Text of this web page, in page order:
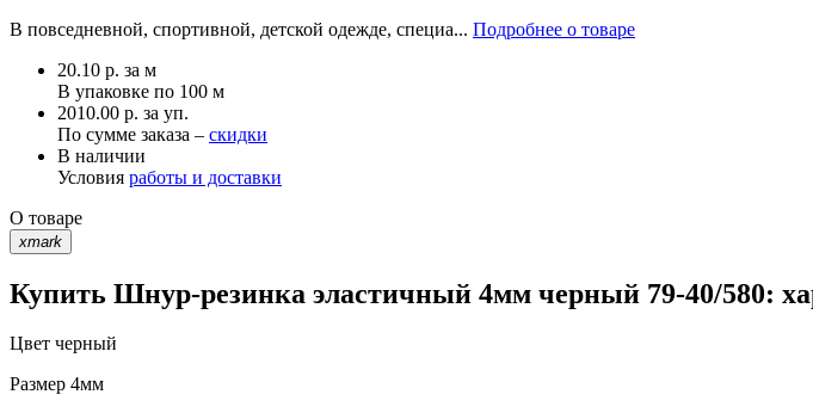
В повседневной, спортивной, детской одежде, специа... Подробнее о товаре
20.10 р. за м
В упаковке по 100 м
2010.00 р. за уп.
По сумме заказа – скидки
В наличии
Условия работы и доставки
О товаре
xmark
Купить Шнур-резинка эластичный 4мм черный 79-40/580:
Цвет черный
Размер 4мм